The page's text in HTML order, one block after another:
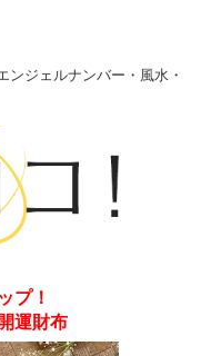
ンジェルナンバー・風水・
プ！
運財布